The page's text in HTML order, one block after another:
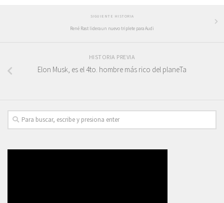
SIGUIENTE HISTORIA
René Rast lidera un nuevo triplete para Audi
HISTORIA PREVIA
Elon Musk, es el 4to. hombre más rico del planeTa